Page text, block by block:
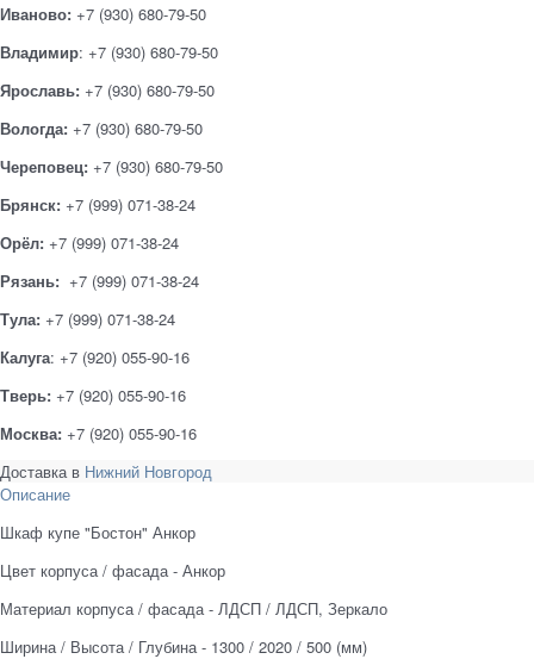
Иваново: +7 (930) 680-79-50
Владимир: +7 (930) 680-79-50
Ярославь: +7 (930) 680-79-50
Вологда: +7 (930) 680-79-50
Череповец: +7 (930) 680-79-50
Брянск: +7 (999) 071-38-24
Орёл: +7 (999) 071-38-24
Рязань: +7 (999) 071-38-24
Тула: +7 (999) 071-38-24
Калуга: +7 (920) 055-90-16
Тверь: +7 (920) 055-90-16
Москва: +7 (920) 055-90-16
Доставка в Нижний Новгород
Описание
Шкаф купе "Бостон" Анкор
Цвет корпуса / фасада - Анкор
Материал корпуса / фасада - ЛДСП / ЛДСП, Зеркало
Ширина / Высота / Глубина - 1300 / 2020 / 500 (мм)